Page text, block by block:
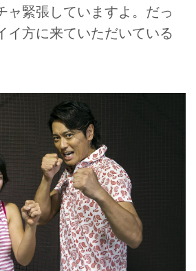
ャ緊張していますよ。だっ
イ方に来ていただいている